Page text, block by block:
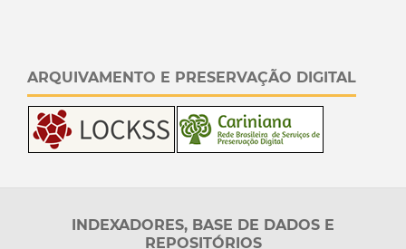
ARQUIVAMENTO E PRESERVAÇÃO DIGITAL
INDEXADORES, BASE DE DADOS E
REPOSITÓRIOS